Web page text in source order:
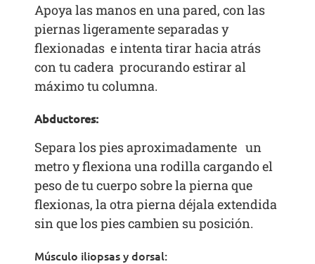
Apoya las manos en una pared, con las
piernas ligeramente separadas y
flexionadas e intenta tirar hacia atrás
con tu cadera procurando estirar al
máximo tu columna.
Abductores:
Separa los pies aproximadamente un
metro y flexiona una rodilla cargando el
peso de tu cuerpo sobre la pierna que
flexionas, la otra pierna déjala extendida
sin que los pies cambien su posición.
Músculo iliopsas y dorsal: